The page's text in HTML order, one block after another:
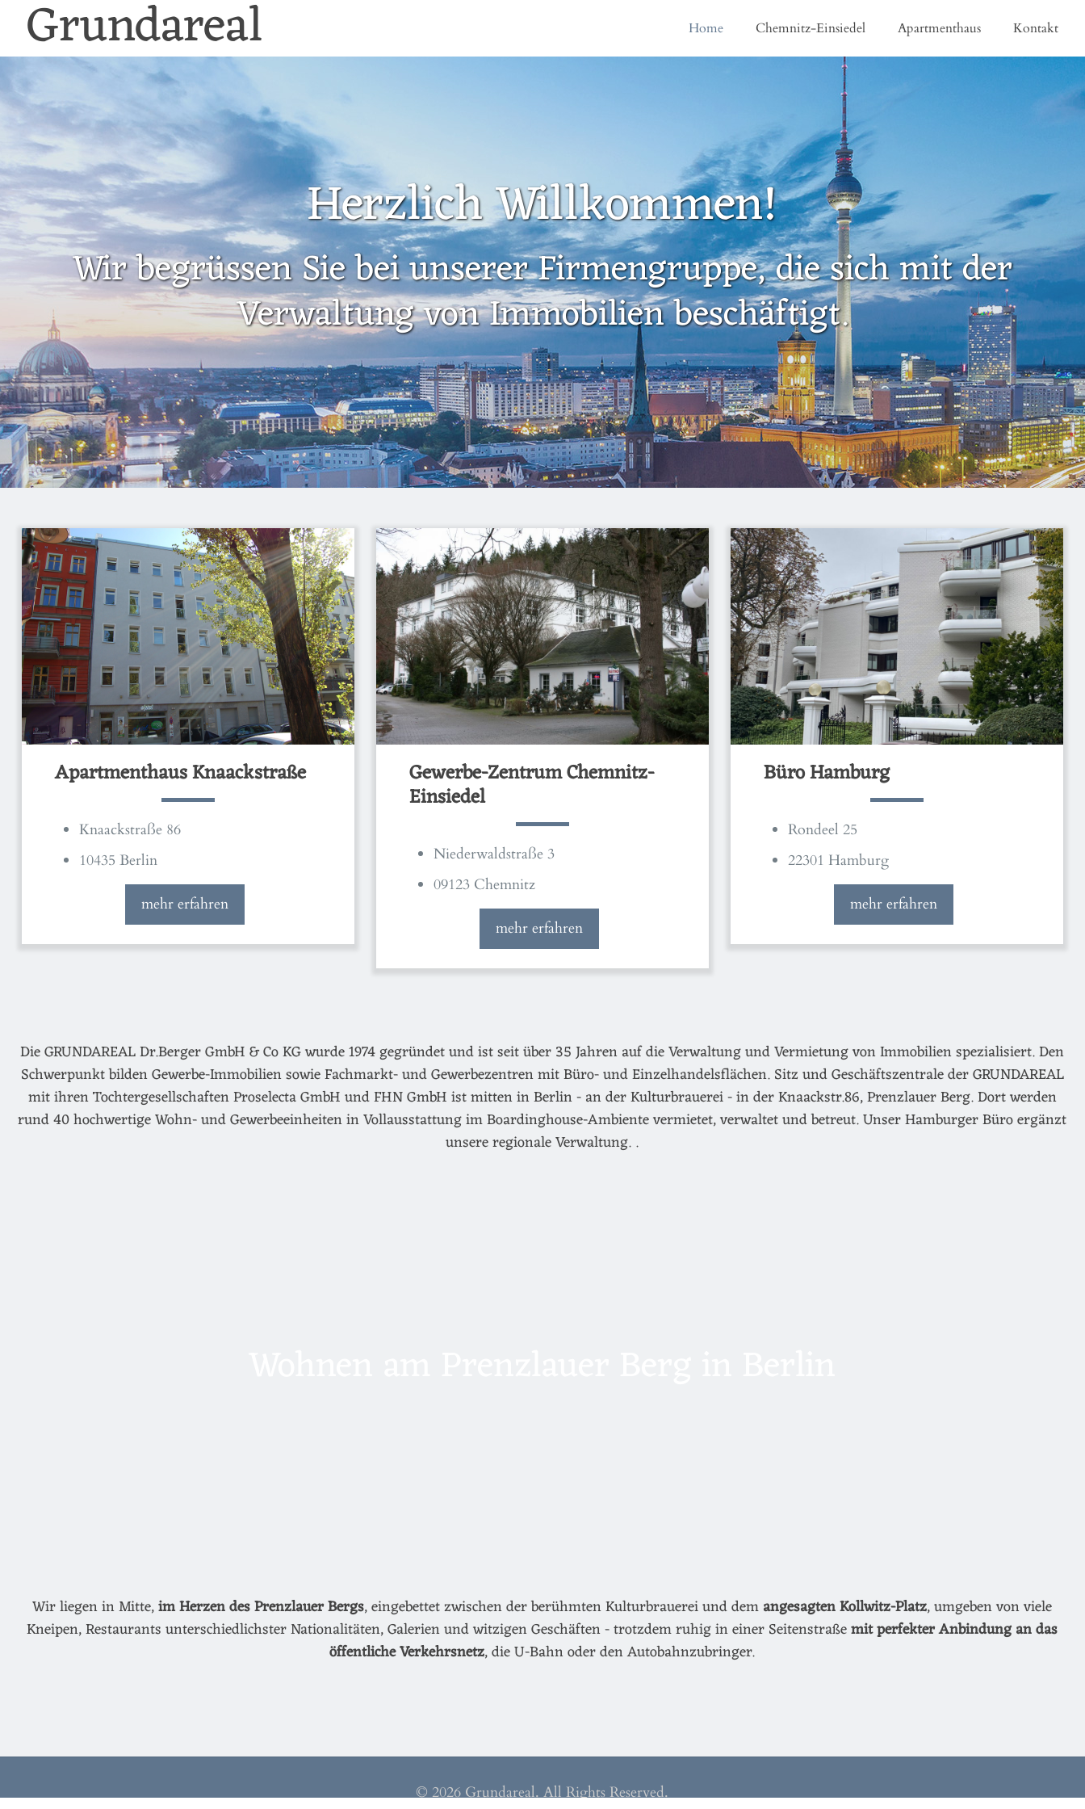
Grundareal Home Chemnitz-Einsiedel Apartmenthaus Kontakt
Herzlich Willkommen!
Wir begrüssen Sie bei unserer Firmengruppe, die sich mit der
Verwaltung von Immobilien beschäftigt.
Apartmenthaus Knaackstraße
Knaackstraße 86
10435 Berlin
mehr erfahren
Gewerbe-Zentrum Chemnitz-
Einsiedel
Niederwaldstraße 3
09123 Chemnitz
mehr erfahren
Büro Hamburg
Rondeel 25
22301 Hamburg
mehr erfahren
Die GRUNDAREAL Dr.Berger GmbH & Co KG wurde 1974 gegründet und ist seit über 35 Jahren auf die Verwaltung und Vermietung von Immobilien spezialisiert. Den
Schwerpunkt bilden Gewerbe-Immobilien sowie Fachmarkt- und Gewerbezentren mit Büro- und Einzelhandelsflächen. Sitz und Geschäftszentrale der GRUNDAREAL
mit ihren Tochtergesellschaften Proselecta GmbH und FHN GmbH ist mitten in Berlin - an der Kulturbrauerei - in der Knaackstr.86, Prenzlauer Berg. Dort werden
rund 40 hochwertige Wohn- und Gewerbeeinheiten in Vollausstattung im Boardinghouse-Ambiente vermietet, verwaltet und betreut. Unser Hamburger Büro ergänzt
unsere regionale Verwaltung. .
Wir liegen in Mitte,im Herzen des Prenzlauer Bergs, eingebettet zwischen der berühmten Kulturbrauerei und demangesagten Kollwitz-Platz, umgeben von viele
Kneipen, Restaurants unterschiedlichster Nationalitäten, Galerien und witzigen Geschäften - trotzdem ruhig in einer Seitenstraßemit perfekter Anbindung an das
öffentliche Verkehrsnetz, die U-Bahn oder den Autobahnzubringer.
© 2026 Grundareal. All Rights Reserved.